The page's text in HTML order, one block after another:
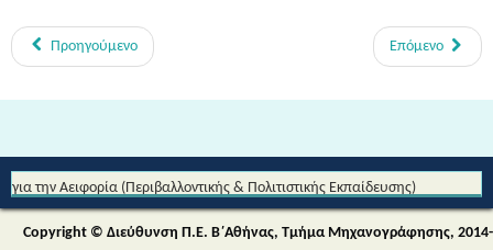
Προηγούμενο Επόμενο
για την Αειφορία (Περιβαλλοντικής & Πολιτιστικής Εκπαίδευσης)
Copyright © Διεύθυνση Π.Ε. Β΄Αθήνας, Τμήμα Μηχανογράφησης, 2014-